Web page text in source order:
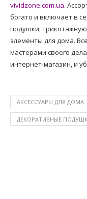
vividzone.com.ua.
богато и включает в
подушки,
элементы для дома.
мастерами своего
интернет-магазин, и
АКСЕССУАРЫ ДЛЯ ДОМА
ДЕКОРАТИВНЫЕ